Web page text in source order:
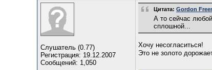
Слушатель (0.77)
Регистрация: 19.12.2007
Сообщений: 1,050
Цитата: Gordon
А то сейчас
сплошной...
Хочу несогласиться!
Это не золото